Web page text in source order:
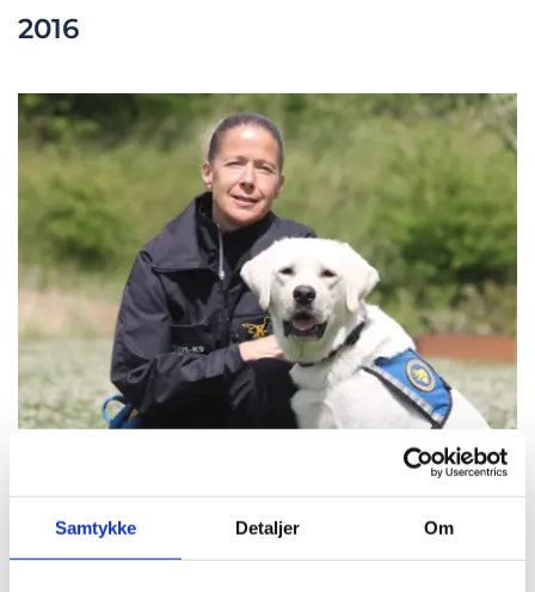
Samtykke Detaljer Om
2016
Morten og Pia